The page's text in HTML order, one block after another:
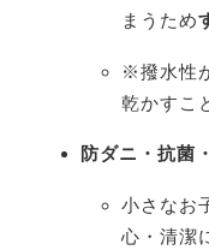
まうため
※撥水性
乾かすこ
防ダニ・抗菌
小さなお
心・清潔